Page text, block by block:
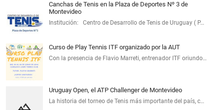
Canchas de Tenis en la Plaza de Deportes Nº 3 de
Montevideo
Institución: Centro de Desarrollo de Tenis de Uruguay ( P…
Curso de Play Tennis ITF organizado por la AUT
Con la presencia de Flavio Marreti, entrenador ITF oriundo…
Uruguay Open, el ATP Challenger de Montevideo
La historia del torneo de Tenis más importante del país, c…